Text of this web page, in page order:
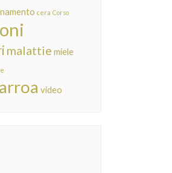
cera Corso
malattie miele
video